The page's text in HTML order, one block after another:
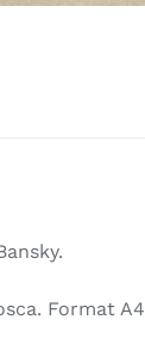
Format A4